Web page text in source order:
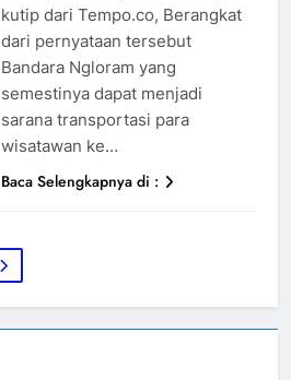
kutip dari Tempo.co, Berangkat
dari pernyataan tersebut
Bandara Ngloram yang
semestinya dapat menjadi
sarana transportasi para
wisatawan ke…
Baca Selengkapnya di :